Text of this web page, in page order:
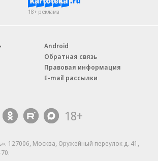
18+ реклама
Android
Обратная связь
Правовая информация
E-mail рассылки
18+
127006, Москва, Оружейный переулок д. 41,